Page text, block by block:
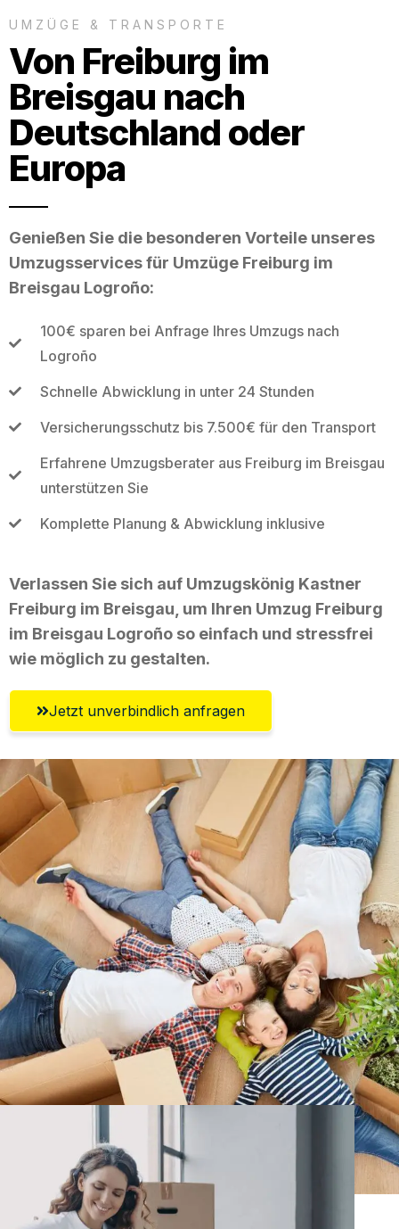
UMZÜGE & TRANSPORTE
Von Freiburg im
Breisgau nach
Deutschland oder
Europa
Genießen Sie die besonderen Vorteile unseres
Umzugsservices für Umzüge Freiburg im
Breisgau Logroño:
100€ sparen bei Anfrage Ihres Umzugs nach
Logroño
Schnelle Abwicklung in unter 24 Stunden
Versicherungsschutz bis 7.500€ für den Transport
Erfahrene Umzugsberater aus Freiburg im Breisgau
unterstützen Sie
Komplette Planung & Abwicklung inklusive
Verlassen Sie sich auf Umzugskönig Kastner
Freiburg im Breisgau, um Ihren Umzug Freiburg
im Breisgau Logroño so einfach und stressfrei
wie möglich zu gestalten.
Jetzt unverbindlich anfragen